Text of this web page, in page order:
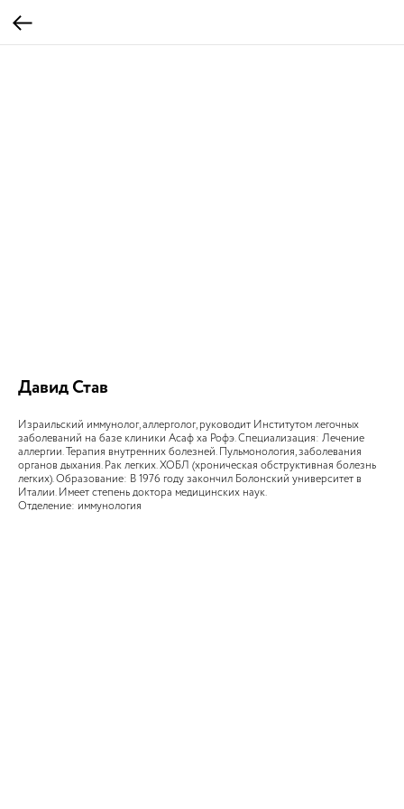
Давид Став
Израильский иммунолог, аллерголог, руководит Институтом легочных
заболеваний на базе клиники Асаф ха Рофэ. Специализация: Лечение
аллергии. Терапия внутренних болезней. Пульмонология, заболевания
органов дыхания. Рак легких. ХОБЛ (хроническая обструктивная болезнь
легких). Образование: В 1976 году закончил Болонский университет в
Италии. Имеет степень доктора медицинских наук.
Отделение: иммунология